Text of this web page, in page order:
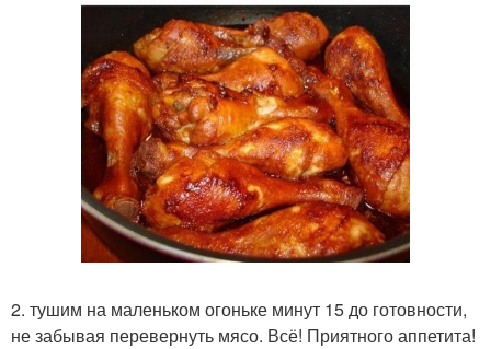
2. тушим на маленьком огоньке минут 15 до готовности,
не забывая перевернуть мясо. Всё! Приятного аппетита!